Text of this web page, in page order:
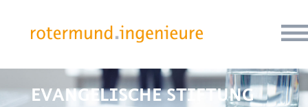
EVANGELISCHE STIFTUNG